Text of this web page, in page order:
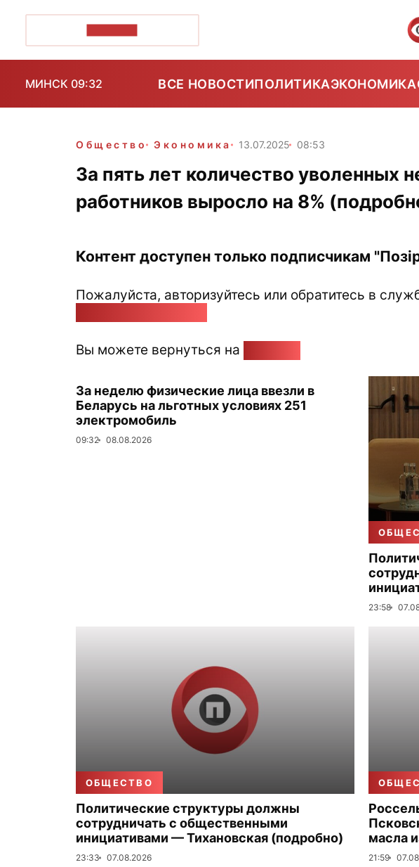
МИНСК 09:32 ВСЕ НОВОСТИПОЛИТИКАЭКОНОМИКА
Общество Экономика 13.07.2025 08:53
За пять лет количество уволенных
работников выросло на 8%
Контент доступен только подписчикам
Пожалуйста, авторизуйтесь или обратитесь в
Вы можете вернуться на
За неделю физические лица ввезли в
Беларусь на льготных условиях 251
электромобиль
09:32 08.08.2026
23:58
ОБЩЕСТВО
Политические структуры должны
сотрудничать с общественными
инициативами — Тихановская (подробно)
23:33 07.08.2026
масла
21:59